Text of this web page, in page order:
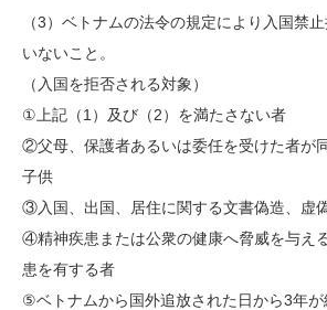
（3）ベトナムの法令の規定により入国禁
いないこと。
（入国を拒否される対象）
①上記（1）及び（2）を満たさない者
②父母、保護者あるいは委任を受けた者が
子供
③入国、出国、居住に関する文書偽造、虚
④精神疾患または公衆の健康へ脅威を与え
患を有する者
⑤ベトナムから国外追放された日から3年